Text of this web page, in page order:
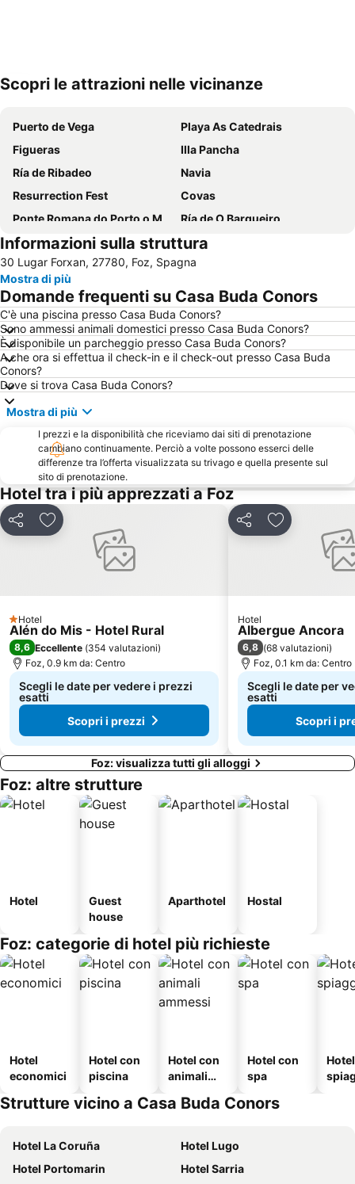
Espandi mappa
Scopri le attrazioni nelle vicinanze
Puerto de Vega
Playa As Catedrais
Figueras
Illa Pancha
Ría de Ribadeo
Navia
Resurrection Fest
Covas
Ponte Romana do Porto o Malvide
Ría de O Barqueiro
Informazioni sulla struttura
30 Lugar Forxan, 27780, Foz, Spagna
Mostra di più
Domande frequenti su Casa Buda Conors
C'è una piscina presso Casa Buda Conors?
Sono ammessi animali domestici presso Casa Buda Conors?
È disponibile un parcheggio presso Casa Buda Conors?
A che ora si effettua il check-in e il check-out presso Casa Buda
Conors?
Dove si trova Casa Buda Conors?
Mostra di più
I prezzi e la disponibilità che riceviamo dai siti di prenotazione
cambiano continuamente. Perciò a volte possono esserci delle
differenze tra l’offerta visualizzata su trivago e quella presente sul
sito di prenotazione.
Hotel tra i più apprezzati a Foz
CondividiAggiungi ai preferiti
1 Stelle
Hotel
Alén do Mis - Hotel Rural
8,6 Eccellente (354 valutazioni)
Foz, 0.9 km da: Centro
Scegli le date per vedere i prezzi
esatti
Scopri i prezzi
CondividiAggiungi ai
Hotel
Albergue Ancora
6,8 (68 valutazioni)
Foz, 0.1 km da: Centro
Scegli le date per
esatti
Scopri i
Foz: visualizza tutti gli alloggi
Foz: altre strutture
Hotel
Guest
house
Aparthotel Hostal
Foz: categorie di hotel più richieste
Hotel
economici
Hotel con
piscina
Hotel con
animali
Hotel con
spa
Strutture vicino a Casa Buda Conors
Hotel La Coruña
Hotel Lugo
Hotel Portomarin
Hotel Sarria